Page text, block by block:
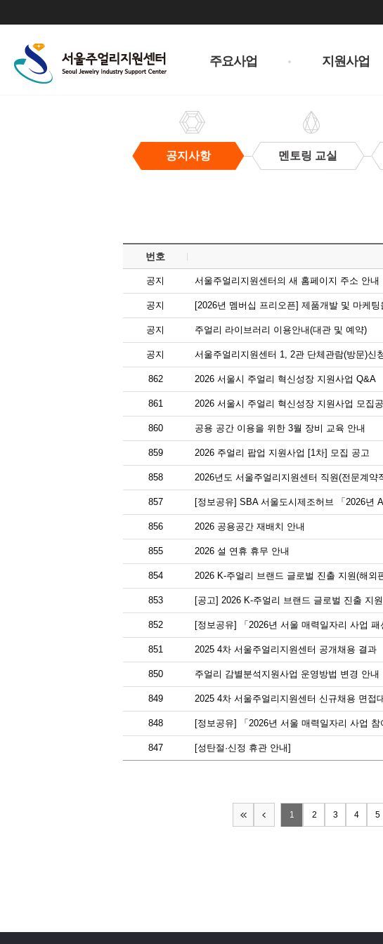
주요사업 지원사업
공지사항 멘토링 교실
번호
공지 서울주얼리지원센터의 새 홈페이지 주소 안내
공지 [2026년 멤버십 프리오픈] 제품개발 및 마케
공지 주얼리 라이브러리 이용안내(대관 및 예약)
공지 서울주얼리지원센터 1, 2관 단체관람(방문)신
862 2026 서울시 주얼리 혁신성장 지원사업 Q&A
861 2026 서울시 주얼리 혁신성장 지원사업 모집
860 공용 공간 이용을 위한 3월 장비 교육 안내
859 2026 주얼리 팝업 지원사업 [1차] 모집 공고
858 2026년도 서울주얼리지원센터 직원(전문계약
857 [정보공유] SBA 서울도시제조허브 「2026년
856 2026 공용공간 재배치 안내
855 2026 설 연휴 휴무 안내
854 2026 K-주얼리 브랜드 글로벌 진출 지원(해외
853 [공고] 2026 K-주얼리 브랜드 글로벌 진출 지
852 [정보공유] 「2026년 서울 매력일자리 사업
851 2025 4차 서울주얼리지원센터 공개채용 결과
850 주얼리 감별분석지원사업 운영방법 변경 안내
849 2025 4차 서울주얼리지원센터 신규채용 면접
848 [정보공유] 「2026년 서울 매력일자리 사업
847 [성탄절·신정 휴관 안내]
1 2 3 4 5